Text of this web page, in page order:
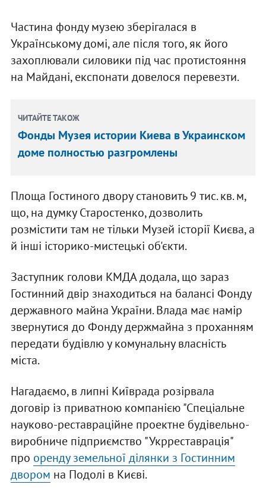
Частина фонду музею зберігалася в
Українському домі, але після того, як його
захоплювали силовики під час протистояння
на Майдані, експонати довелося перевезти.
ЧИТАЙТЕ ТАКОЖ
Фонды Музея истории Киева в Украинском
доме полностью разгромлены
Площа Гостиного двору становить 9 тис. кв. м,
що, на думку Старостенко, дозволить
розмістити там не тільки Музей історії Києва, а
й інші історико-мистецькі об'єкти.
Заступник голови КМДА додала, що зараз
Гостинний двір знаходиться на балансі Фонду
державного майна України. Влада має намір
звернутися до Фонду держмайна з проханням
передати будівлю у комунальну власність
міста.
Нагадаємо, в липні Київрада розірвала
договір із приватною компанією "Спеціальне
науково-реставраційне проектне будівельно-
виробниче підприємство "Укрреставрація"
про оренду земельної ділянки з Гостинним
двором на Подолі в Києві.